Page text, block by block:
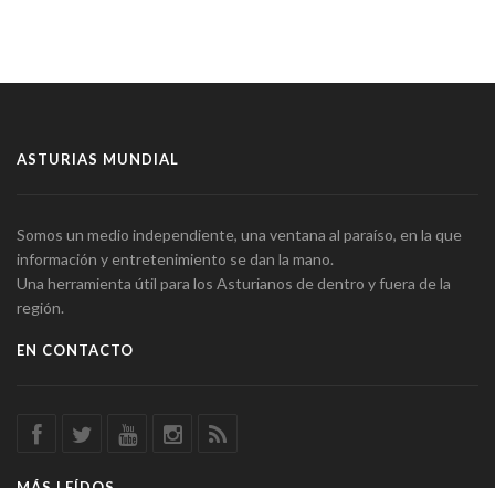
ASTURIAS MUNDIAL
Somos un medio independiente, una ventana al paraíso, en la que
información y entretenimiento se dan la mano.
Una herramienta útil para los Asturianos de dentro y fuera de la
región.
EN CONTACTO